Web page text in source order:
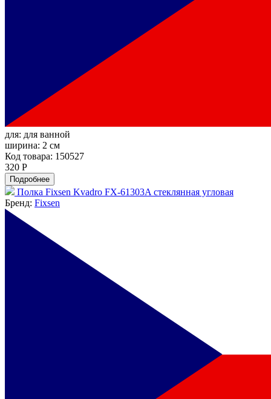
для: для ванной
ширина: 2 см
Код товара: 150527
320 Р
Подробнее
Полка Fixsen Kvadro FX-61303A стеклянная угловая
Бренд: Fixsen